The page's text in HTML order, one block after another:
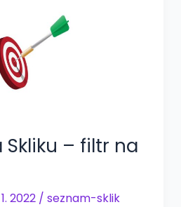
Skliku – filtr na
2022 / seznam-sklik